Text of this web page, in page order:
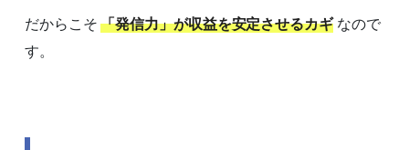
だからこそ「発信力」が収益を安定させるカギなので
す。